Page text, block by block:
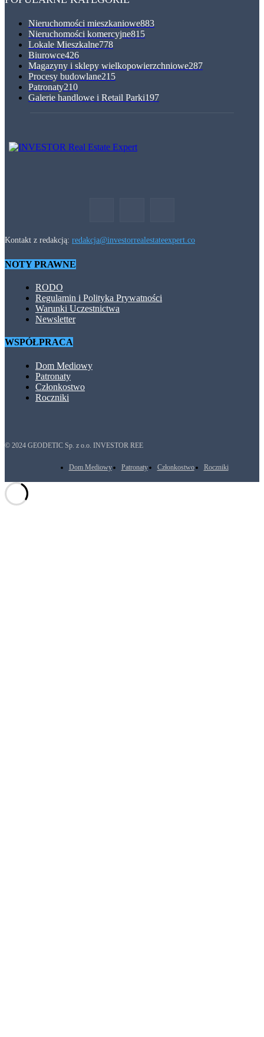
Nieruchomości mieszkaniowe883
Nieruchomości komercyjne815
Lokale Mieszkalne778
Biurowce426
Magazyny i sklepy wielkopowierzchniowe287
Procesy budowlane215
Patronaty210
Galerie handlowe i Retail Parki197
Kontakt z redakcją: redakcja@investorrealestateexpert.co
NOTY PRAWNE
RODO
Regulamin i Polityka Prywatności
Warunki Uczestnictwa
Newsletter
WSPÓŁPRACA
Dom Mediowy
Patronaty
Członkostwo
Roczniki
© 2024 GEODETIC Sp. z o.o. INVESTOR REE
Dom Mediowy Patronaty Członkostwo Roczniki